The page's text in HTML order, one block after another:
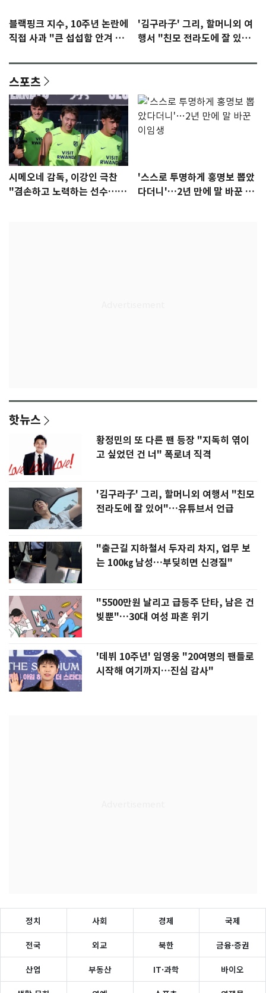
블랙핑크 지수, 10주년 논란에
직접 사과 "큰 섭섭함 안겨 미
'김구라子' 그리, 할머니외 여
행서 "친모 전라도에 잘 있
스포츠
시메오네 감독, 이강인 극찬
"겸손하고 노력하는 선수…좋
'스스로 투명하게 홍명보 뽑았
다더니'…2년 만에 말 바꾼 이
핫뉴스
황정민의 또 다른 팬 등장 "지독히 엮이
고 싶었던 건 너" 폭로녀 직격
'김구라子' 그리, 할머니외 여행서 "친모
전라도에 잘 있어"…유튜브서 언급
"출근길 지하철서 두자리 차지, 업무 보
는 100㎏ 남성…부딪히면 신경질"
"5500만원 날리고 급등주 단타, 남은 건
빚뿐"…30대 여성 파혼 위기
'데뷔 10주년' 임영웅 "20여명의 팬들로
시작해 여기까지…진심 감사"
정치 사회 경제 국제
전국 외교 북한 금융·증권
산업 부동산 IT·과학 바이오